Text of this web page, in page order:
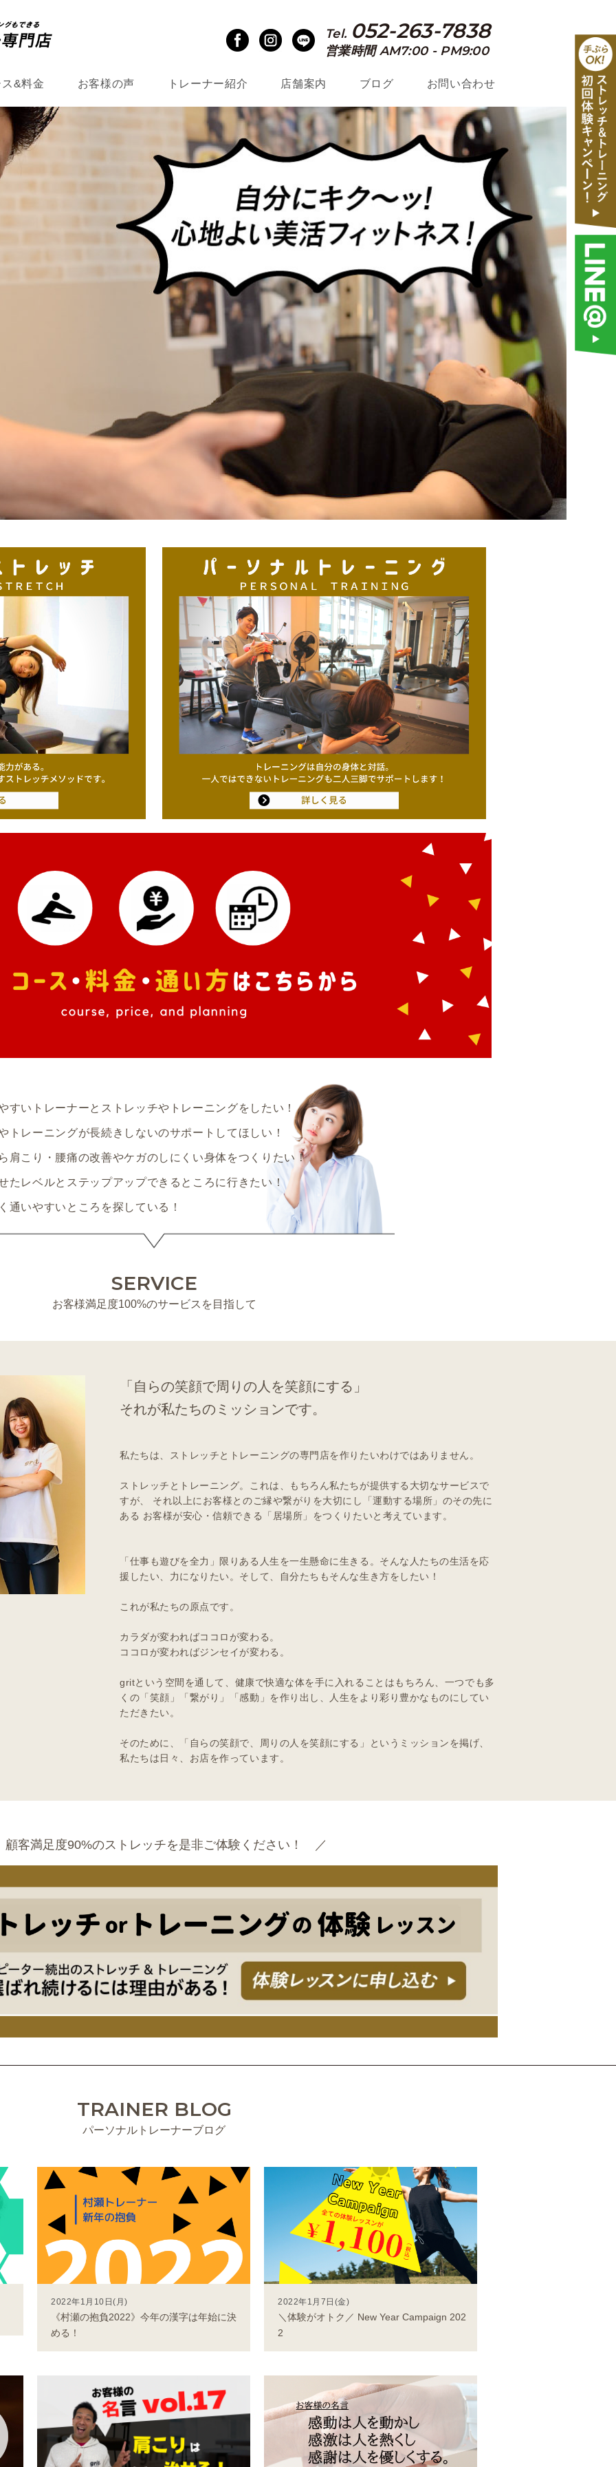
Tel. 052-263-7838
営業時間 AM7:00 - PM9:00
&料金 お客様の声 トレーナー紹介 店舗案内 ブログ お問い合わせ
すいトレーナーとストレッチやトレーニングをしたい！
トレーニングが長続きしないのサポートしてほしい！
肩こり・腰痛の改善やケガのしにくい身体をつくりたい！
たレベルとステップアップできるところに行きたい！
通いやすいところを探している！
SERVICE
お客様満足度100%のサービスを目指して
「自らの笑顔で周りの人を笑顔にする」
それが私たちのミッションです。
私たちは、ストレッチとトレーニングの専門店を作りたいわけではありません。
ストレッチとトレーニング。これは、もちろん私たちが提供する大切なサービスで
すが、 それ以上にお客様とのご縁や繋がりを大切にし「運動する場所」のその先に
ある お客様が安心・信頼できる「居場所」をつくりたいと考えています。
「仕事も遊びを全力」限りある人生を一生懸命に生きる。そんな人たちの生活を応
援したい、力になりたい。そして、自分たちもそんな生き方をしたい！
これが私たちの原点です。
カラダが変わればココロが変わる。
ココロが変わればジンセイが変わる。
gritという空間を通して、健康で快適な体を手に入れることはもちろん、一つでも多
くの「笑顔」「繋がり」「感動」を作り出し、人生をより彩り豊かなものにしてい
ただきたい。
そのために、「自らの笑顔で、周りの人を笑顔にする」というミッションを掲げ、
私たちは日々、お店を作っています。
客満足度90%のストレッチを是非ご体験ください！ ／
TRAINER BLOG
パーソナルトレーナーブログ
2022年1月10日(月)
《村瀬の抱負2022》今年の漢字は年始に決
める！
2022年1月7日(金)
＼体験がオトク／ New Year Campaign 202
2